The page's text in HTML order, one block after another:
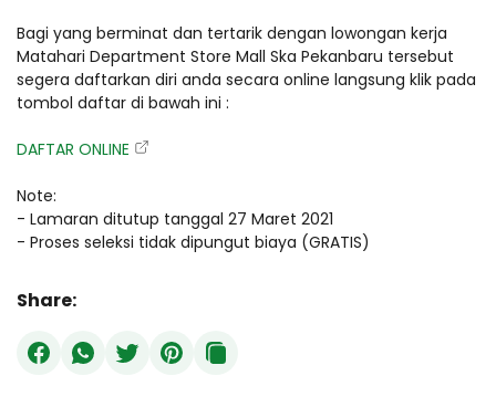
Bagi yang berminat dan tertarik dengan lowongan kerja
Matahari Department Store Mall Ska Pekanbaru tersebut
segera daftarkan diri anda secara online langsung klik pada
tombol daftar di bawah ini :
DAFTAR ONLINE
Note:
- Lamaran ditutup tanggal 27 Maret 2021
- Proses seleksi tidak dipungut biaya (GRATIS)
Share: